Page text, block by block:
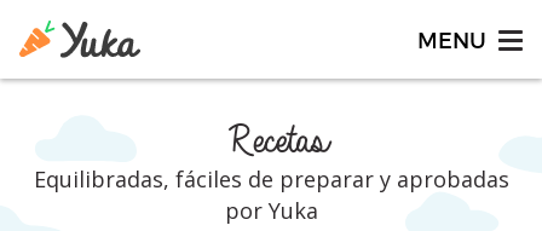
Recetas
Equilibradas, fáciles de preparar y aprobadas
por Yuka